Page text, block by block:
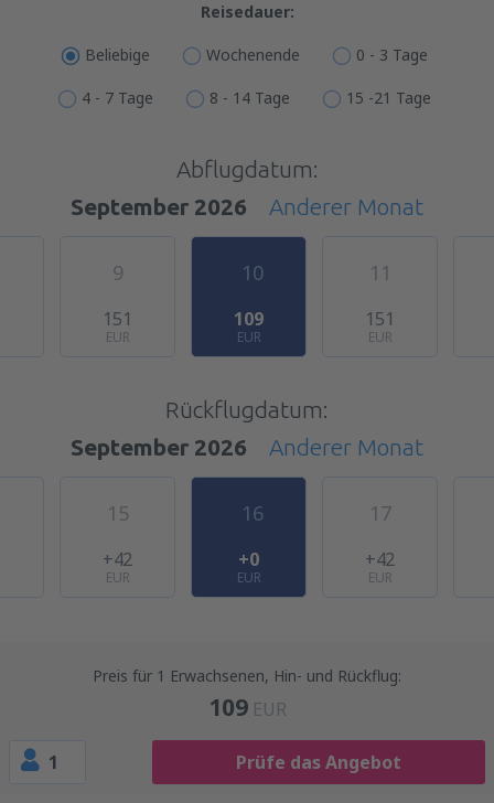
Reisedauer:
Beliebige Wochenende 0 - 3 Tage
4 - 7 Tage 8 - 14 Tage 15 -21 Tage
Abflugdatum:
September 2026
Anderer Monat
9
151
EUR
10
109
EUR
11
151
EUR
Rückflugdatum:
September 2026
Anderer Monat
15
+42
EUR
16
+0
EUR
17
+42
EUR
Preis für 1 Erwachsenen, Hin- und Rückflug:
109 EUR
1 Prüfe das Angebot